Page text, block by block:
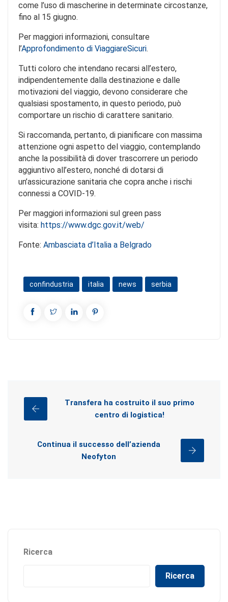
come l’uso di mascherine in determinate circostanze,
fino al 15 giugno.
Per maggiori informazioni, consultare
l’Approfondimento di ViaggiareSicuri.
Tutti coloro che intendano recarsi all’estero,
indipendentemente dalla destinazione e dalle
motivazioni del viaggio, devono considerare che
qualsiasi spostamento, in questo periodo, può
comportare un rischio di carattere sanitario.
Si raccomanda, pertanto, di pianificare con massima
attenzione ogni aspetto del viaggio, contemplando
anche la possibilità di dover trascorrere un periodo
aggiuntivo all’estero, nonché di dotarsi di
un’assicurazione sanitaria che copra anche i rischi
connessi a COVID-19.
Per maggiori informazioni sul green pass
visita: https://www.dgc.gov.it/web/
Fonte: Ambasciata d’Italia a Belgrado
confindustria italia news serbia
Transfera ha costruito il suo primo
centro di logistica!
Continua il successo dell’azienda
Neofyton
Ricerca
Ricerca